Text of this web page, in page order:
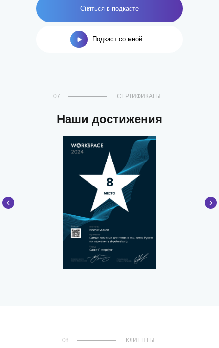
Провожу переговоры и встречи
с потенциальными и действующими
Занимаюсь поиском новых каналов
продаж, маркетингом внутри
компании, проработкой идей
по развитию проектов, улучшением
качества наших услуг и бизнес-
Подкаст со мной
Сняться в подкасте
07 СЕРТИФИКАТЫ
Наши достижения
08 КЛИЕНТЫ